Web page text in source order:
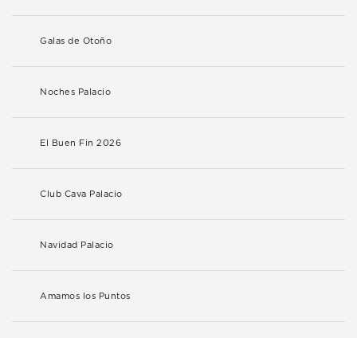
Galas de Otoño
Noches Palacio
El Buen Fin 2026
Club Cava Palacio
Navidad Palacio
Amamos los Puntos